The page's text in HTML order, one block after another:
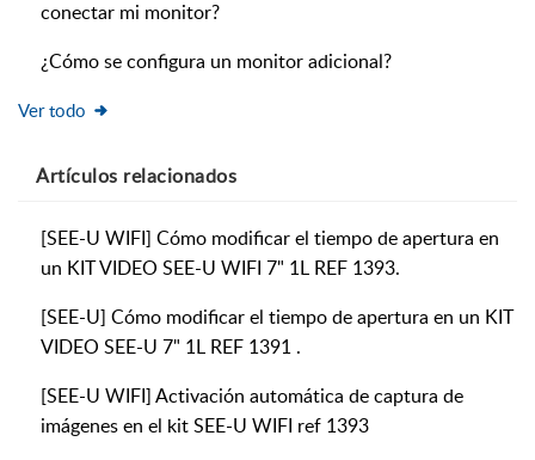
conectar mi monitor?
¿Cómo se configura un monitor adicional?
Ver todo
Artículos relacionados
[SEE-U WIFI] Cómo modificar el tiempo de apertura en
un KIT VIDEO SEE-U WIFI 7" 1L REF 1393.
[SEE-U] Cómo modificar el tiempo de apertura en un KIT
VIDEO SEE-U 7" 1L REF 1391 .
[SEE-U WIFI] Activación automática de captura de
imágenes en el kit SEE-U WIFI ref 1393